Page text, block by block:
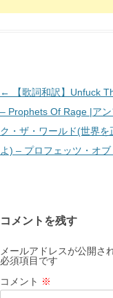
投
稿
ナ
ビ
ョ
ン
←
【歌詞和訳】Unfuck
– Prophets Of Rage |アン
ク・ザ・ワールド(世界を
よ) – プロフェッツ・オ
コメントを残す
メールアドレスが公開さ
必須項目です
コメント ※